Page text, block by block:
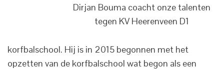
Dirjan Bouma coacht onze talenten
tegen KV Heerenveen D1
korfbalschool. Hij is in 2015 begonnen met het
opzetten van de korfbalschool wat begon als een